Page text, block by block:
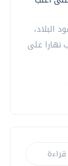
البلاد،
نهارا على
قراءة